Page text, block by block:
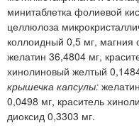
минитаблетка фолиевой
целлюлоза
коллоидный 0,5 мг, магния
желатин 36,4804 мг,
хинолиновый желтый
крышечка капсулы:
0,0498 мг, краситель
диоксид 0,3303 мг.